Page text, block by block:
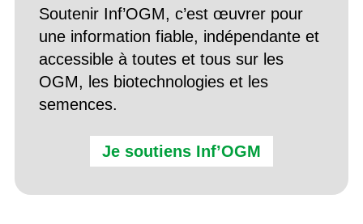
Soutenir Inf’OGM, c’est œuvrer pour
une information fiable, indépendante et
accessible à toutes et tous sur les
OGM, les biotechnologies et les
semences.
Je soutiens Inf’OGM